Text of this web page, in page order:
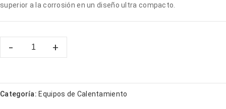
superior a la corrosión en un diseño ultra compacto.
Categoría: Equipos de Calentamiento